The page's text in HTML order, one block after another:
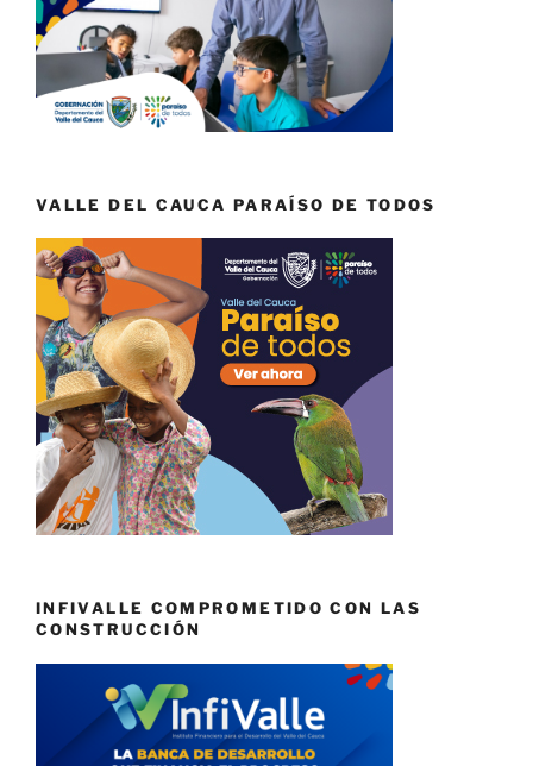
VALLE DEL CAUCA PARAÍSO DE TODOS
INFIVALLE COMPROMETIDO CON LAS
CONSTRUCCIÓN